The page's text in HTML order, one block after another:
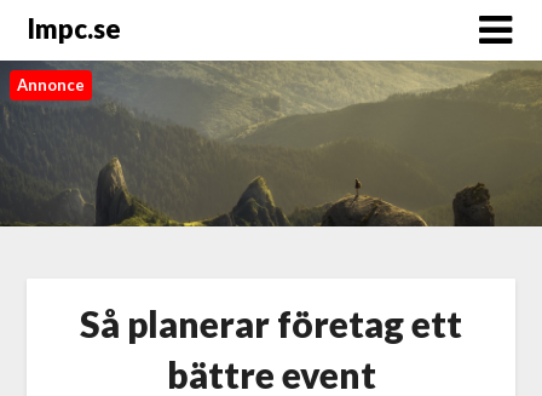
Impc.se
Annonce
Så planerar företag ett
bättre event